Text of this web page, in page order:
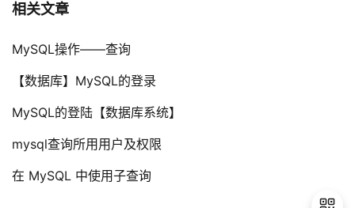
相关文章
MySQL操作——查询
【数据库】MySQL的登录
MySQL的登陆【数据库系统】
mysql查询所用用户及权限
在 MySQL 中使用子查询